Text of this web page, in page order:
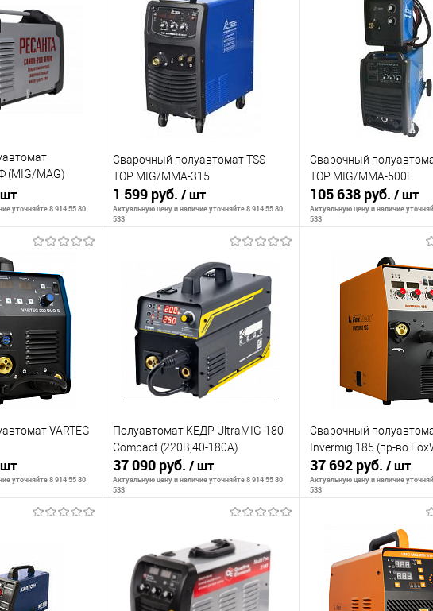
о наличии
Недоступно
Сообщить о наличии
К сравнению
В избранное
Недоступно
Сообщить о
К сравнению
В избранное
MAG)
уточняйте 8 914 55 80
о наличии
Недоступно
Сварочный полуавтомат TSS
TOP MIG/MMA-315
1 599 руб. / шт
Актуальную цену и наличие уточняйте 8 914 55 80
533
Сообщить о наличии
К сравнению
В избранное
Недоступно
Сварочный
TOP MIG/MMA-500F
105 638 руб. / шт
Актуальную цену и наличие
533
Сообщить о
К сравнению
VARTEG
уточняйте 8 914 55 80
Полуавтомат КЕДР UltraMIG-180
Compact (220В,40-180А)
37 090 руб. / шт
Актуальную цену и наличие уточняйте 8 914 55 80
533
Сообщить о наличии
К сравнению
Сварочный
Invermig 185 (пр-во
37 692 руб. / шт
Актуальную цену и наличие
533
Сообщить о
К сравнению